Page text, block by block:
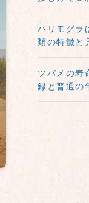
ハリモグラ
類の特徴と
ツバメの寿
録と普通の